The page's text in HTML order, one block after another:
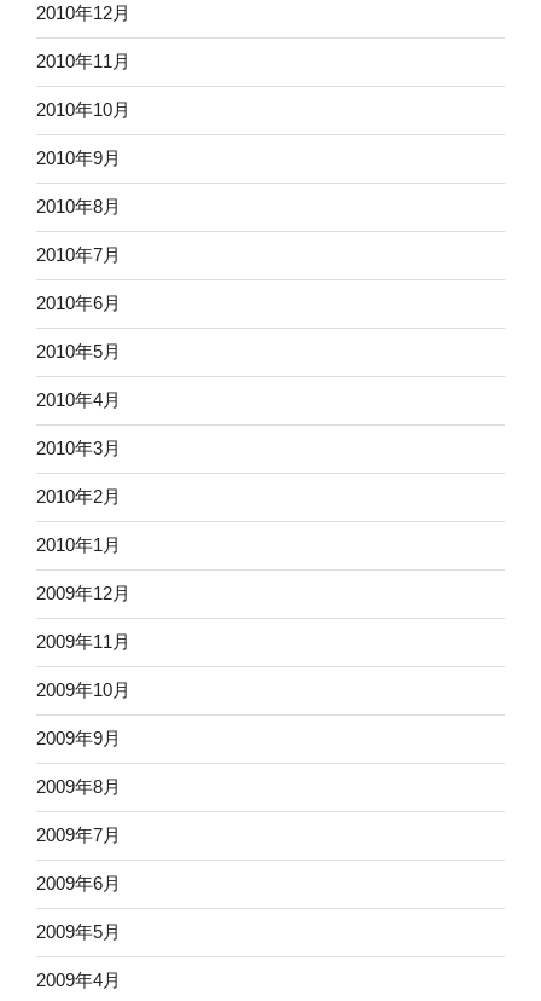
2010年12月
2010年11月
2010年10月
2010年9月
2010年8月
2010年7月
2010年6月
2010年5月
2010年4月
2010年3月
2010年2月
2010年1月
2009年12月
2009年11月
2009年10月
2009年9月
2009年8月
2009年7月
2009年6月
2009年5月
2009年4月